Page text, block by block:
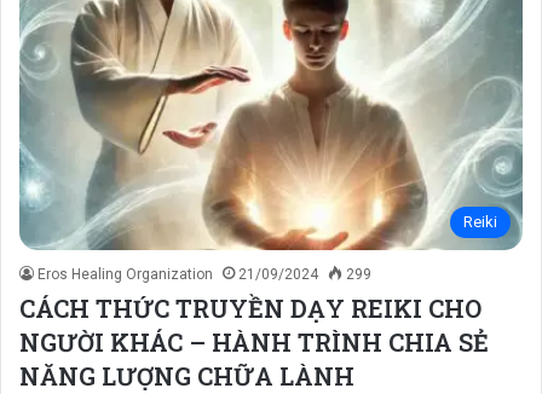
Reiki
Eros Healing Organization 21/09/2024 299
CÁCH THỨC TRUYỀN DẠY REIKI CHO
NGƯỜI KHÁC – HÀNH TRÌNH CHIA SẺ
NĂNG LƯỢNG CHỮA LÀNH